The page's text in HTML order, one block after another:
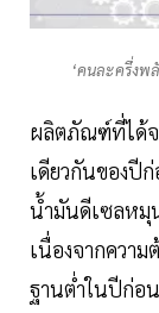
‘คนละครึ่งพ
ผลิตภัณฑ์ที่ได้จ
เดียวกันของปี
น้ำมันดีเซลหมุ
เนื่องจากความ
ฐานต่ำในปีก่อ